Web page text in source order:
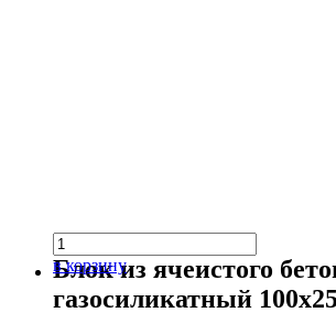
в корзину
Блок из ячеистого
газосиликатный